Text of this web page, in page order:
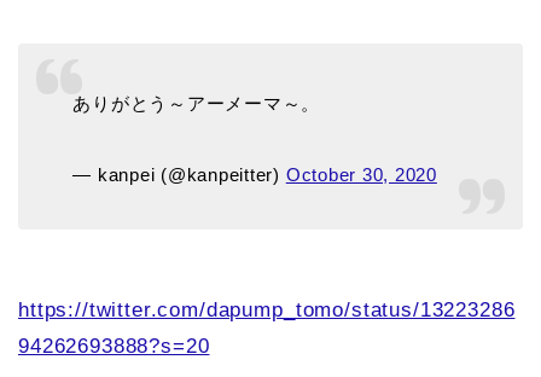
ありがとう～アーメーマ～。
— kanpei (@kanpeitter) October 30, 2020
https://twitter.com/dapump_tomo/status/13223286
94262693888?s=20